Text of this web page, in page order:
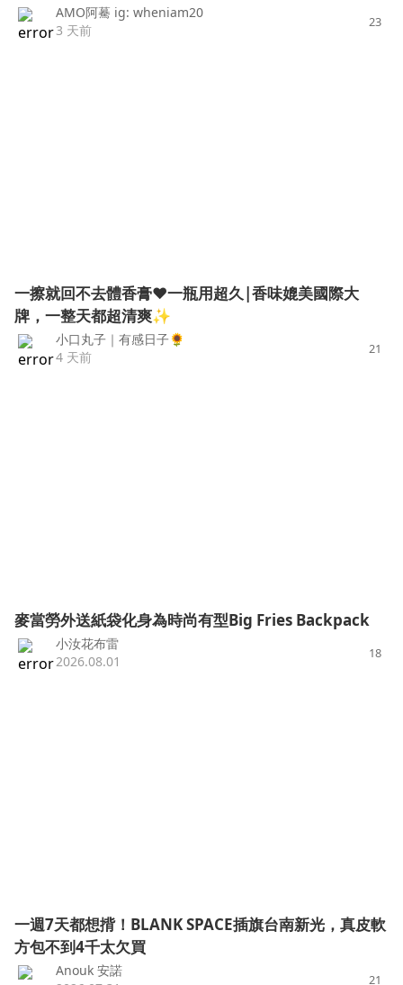
AMO阿驀 ig: wheniam20
3 天前
23
一擦就回不去體香膏❤️一瓶用超久|香味媲美國際大
牌，一整天都超清爽✨
小口丸子｜有感日子🌻
4 天前
21
麥當勞外送紙袋化身為時尚有型Big Fries Backpack
小汝花布雷
2026.08.01
18
一週7天都想揹！BLANK SPACE插旗台南新光，真皮軟
方包不到4千太欠買
Anouk 安諾
21